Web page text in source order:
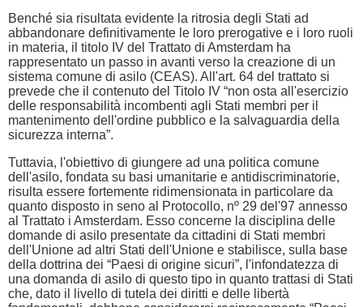
Benché sia risultata evidente la ritrosia degli Stati ad
abbandonare definitivamente le loro prerogative e i loro ruoli
in materia, il titolo IV del Trattato di Amsterdam ha
rappresentato un passo in avanti verso la creazione di un
sistema comune di asilo (CEAS). All'art. 64 del trattato si
prevede che il contenuto del Titolo IV “non osta all'esercizio
delle responsabilità incombenti agli Stati membri per il
mantenimento dell'ordine pubblico e la salvaguardia della
sicurezza interna”.
Tuttavia, l'obiettivo di giungere ad una politica comune
dell'asilo, fondata su basi umanitarie e antidiscriminatorie,
risulta essere fortemente ridimensionata in particolare da
quanto disposto in seno al Protocollo, nº 29 del'97 annesso
al Trattato i Amsterdam. Esso concerne la disciplina delle
domande di asilo presentate da cittadini di Stati membri
dell'Unione ad altri Stati dell'Unione e stabilisce, sulla base
della dottrina dei “Paesi di origine sicuri”, l'infondatezza di
una domanda di asilo di questo tipo in quanto trattasi di Stati
che, dato il livello di tutela dei diritti e delle libertà